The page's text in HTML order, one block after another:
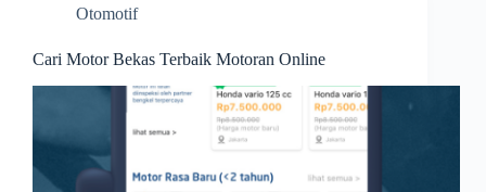
Otomotif
Cari Motor Bekas Terbaik Motoran Online